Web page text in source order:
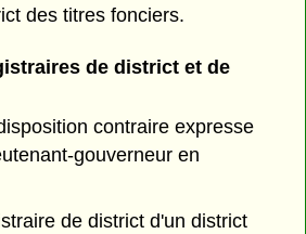
des titres fonciers.
de district et de
contraire expresse
gouverneur en
de district d'un district